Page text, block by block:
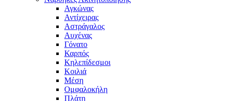
Αγκώνας
Αντίχειρας
Αστράγαλος
Αυχένας
Γόνατο
Καρπός
Κηλεπίδεσμοι
Κοιλιά
Μέση
Ομφαλοκήλη
Πλάτη